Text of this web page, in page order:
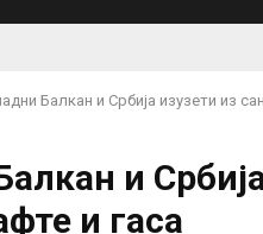
Балкан и Србија изузети из
и
и гаса